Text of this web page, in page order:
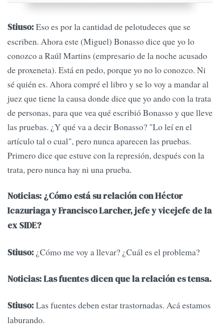
Stiuso:Eso es por la cantidad de pelotudeces que se
escriben. Ahora este (Miguel) Bonasso dice que yo lo
conozco a Raúl Martins (empresario de la noche acusado
de proxeneta). Está en pedo, porque yo no lo conozco. Ni
sé quién es. Ahora compré el libro y se lo voy a mandar al
juez que tiene la causa donde dice que yo ando con la trata
de personas, para que vea qué escribió Bonasso y que lleve
las pruebas. ¿Y qué va a decir Bonasso? "Lo leí en el
artículo tal o cual", pero nunca aparecen las pruebas.
Primero dice que estuve con la represión, después con la
trata, pero nunca hay ni una prueba.
Noticias: ¿Cómo está su relación con Héctor
Icazuriaga y Francisco Larcher, jefe y vicejefe de la
ex SIDE?
Stiuso: ¿Cómo me voy a llevar? ¿Cuál es el problema?
Noticias: Las fuentes dicen que la relación es tensa.
Stiuso:Las fuentes deben estar trastornadas. Acá estamos
laburando.